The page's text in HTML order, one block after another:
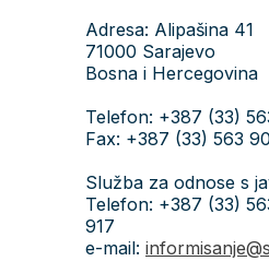
Adresa: Alipašina 41
71000 Sarajevo
Bosna i Hercegovina
Telefon: +387 (33)
Fax: +387 (33) 563
Služba za odnose s
Telefon: +387 (33)
917
e-mail: